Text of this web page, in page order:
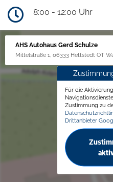
8:00 - 12:00 Uhr
AHS Autohaus Gerd Schulze
Mittelstraße 1, 06333 Hettstedt OT
Für die
Zustimmung zu
Drittanbieter